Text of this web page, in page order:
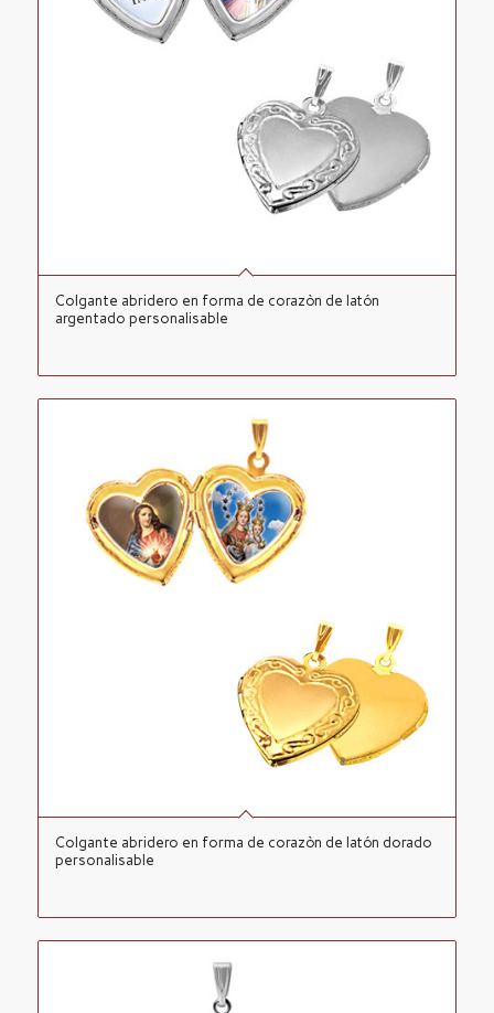
Colgante abridero en forma de corazòn de latón
argentado personalisable
Colgante abridero en forma de corazòn de latón dorado
personalisable